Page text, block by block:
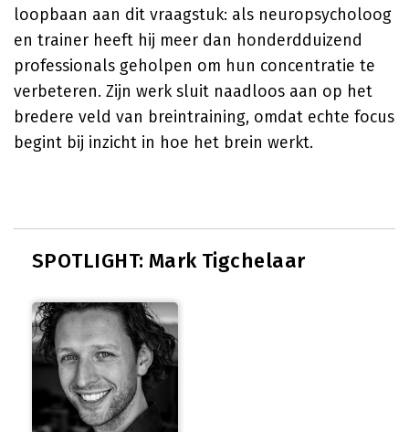
loopbaan aan dit vraagstuk: als neuropsycholoog
en trainer heeft hij meer dan honderdduizend
professionals geholpen om hun concentratie te
verbeteren. Zijn werk sluit naadloos aan op het
bredere veld van breintraining, omdat echte focus
begint bij inzicht in hoe het brein werkt.
SPOTLIGHT: Mark Tigchelaar